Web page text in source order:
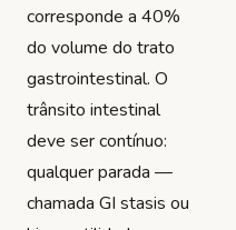
corresponde a 40%
do volume do trato
gastrointestinal. O
trânsito intestinal
deve ser contínuo:
qualquer parada —
chamada GI stasis ou